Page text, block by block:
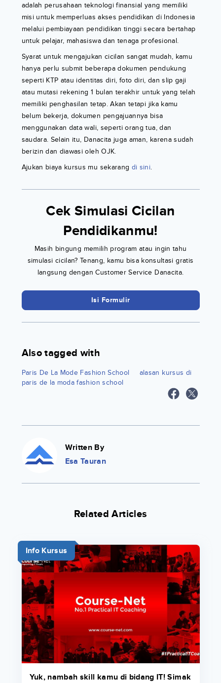
adalah perusahaan teknologi finansial yang memiliki
misi untuk memperluas akses pendidikan di Indonesia
melalui pembiayaan pendidikan tinggi secara bertahap
untuk pelajar, mahasiswa dan tenaga profesional.
Syarat untuk mengajukan cicilan sangat mudah, kamu
hanya perlu submit beberapa dokumen pendukung
seperti KTP atau identitas diri, foto diri, dan slip gaji
atau mutasi rekening 1 bulan terakhir untuk yang telah
memiliki penghasilan tetap. Akan tetapi jika kamu
belum bekerja, dokumen pengajuannya bisa
menggunakan data wali, seperti orang tua, dan
saudara. Selain itu, Danacita juga aman, karena sudah
berizin dan diawasi oleh OJK.
Ajukan biaya kursus mu sekarang di sini.
Cek Simulasi Cicilan
Pendidikanmu!
Masih bingung memilih program atau ingin tahu
simulasi cicilan? Tenang, kamu bisa konsultasi gratis
langsung dengan Customer Service Danacita.
Isi Formulir
Also tagged with
Paris De La Mode Fashion School
alasan kursus di
paris de la moda fashion school
Written By
Esa Tauran
Related Articles
Info Kursus
Yuk, nambah skill kamu di bidang IT! Simak